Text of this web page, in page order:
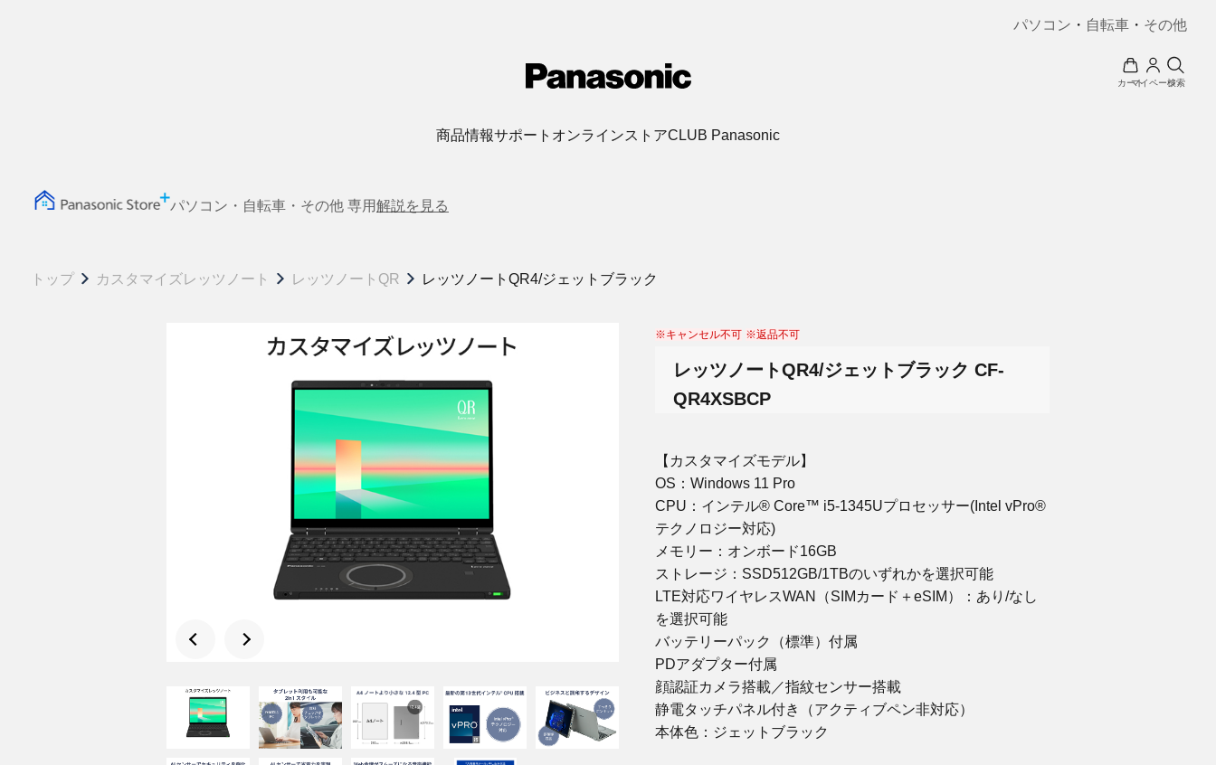
パソコン ・ 自転車 ・ その他
カートマイページ検索
商品情報サポート オンラインストアCLUB Panasonic
パソコン・自転車・その他 専用解説を見る
トップ カスタマイズレッツノート レッツノートQR レッツノートQR4/ジェットブラック
※キャンセル不可 ※返品不可
レッツノートQR4/ジェットブラック CF-
QR4XSBCP
【カスタマイズモデル】
OS：Windows 11 Pro
CPU：インテル® Core™ i5-1345Uプロセッサー(Intel vPro®
テクノロジー対応)
メモリー：オンボード16GB
ストレージ：SSD512GB/1TBのいずれかを選択可能
LTE対応ワイヤレスWAN（SIMカード＋eSIM）：あり/なし
を選択可能
バッテリーパック（標準）付属
PDアダプター付属
顔認証カメラ搭載／指紋センサー搭載
静電タッチパネル付き（アクティブペン非対応）
本体色：ジェットブラック